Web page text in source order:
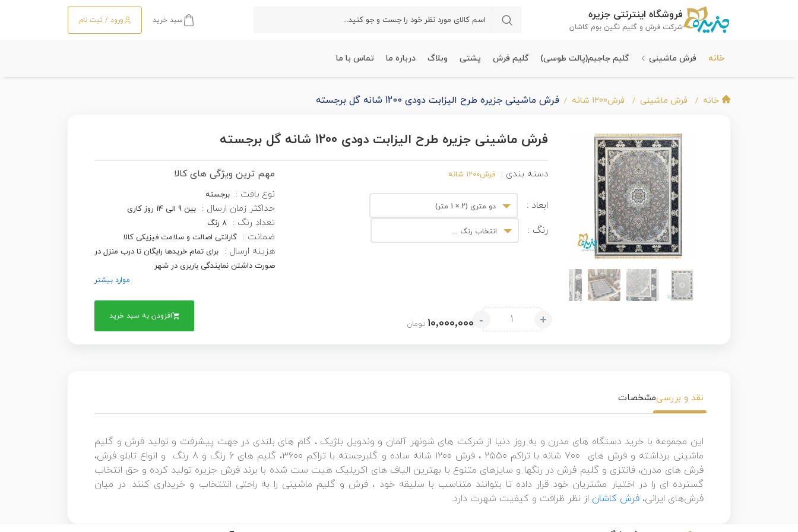
فروشگاه اینترنتی جزیره
شرکت فرش و گلیم نگین بوم کاشان
سبد خرید ورود / ثبت نام
خانه فرش ماشینی گلیم جاجیم(پالت طوسی) گلیم فرش پشتی وبلاگ درباره ما تماس با ما
خانه فرش ماشینی فرش1200 شانه فرش ماشینی جزیره طرح الیزابت دودی 1200 شانه گل برجسته
فرش ماشینی جزیره طرح الیزابت دودی 1200 شانه گل برجسته
دسته بندی : فرش1200 شانه
ابعاد : دو متری (2 × 1 متر)
رنگ : انتخاب رنگ ...
مهم ترین ویژگی های کالا
نوع بافت : برجسته
حداکثر زمان ارسال : بین 9 الی 14 روز کاری
تعداد رنگ : 8 رنگ
ضمانت : گارانتی اصالت و سلامت فیزیکی کالا
هزینه ارسال :
برای تمام خریدها رایگان تا درب منزل در
صورت داشتن نمایندگی باربری در شهر
موارد بیشتر
+
- 10٬000٬000 تومان
افزودن به سبد خرید
نقد و بررسیمشخصات
این مجموعه با خرید دستگاه های مدرن و به روز دنیا از شرکت های شونهر آلمان و وندویل بلژیک ، گام های بلندی در جهت پیشرفت و تولید فرش و گلیم
ماشینی برداشته و فرش های ۷۰۰ شانه با تراکم ۲۵۵۰ ، فرش ۱۲۰۰ شانه ساده و گلبرجسته با تراکم ۳۶۰۰، گلیم های 6 رنگ و 8 رنگ و انواع تابلو فرش،
فرش های مدرن، فانتزی و گلیم فرش در رنگها و سایزهای متنوع با بهترین الیاف های اکریلیک هیت ست شده با برند فرش جزیره تولید کرده و حق انتخاب
گسترده ای را در اختیار مشتریان خود قرار داده تا بتوانند متناسب با سلیقه خود ، فرش و گلیم ماشینی را به راحتی انتتخاب و خریداری کنند. در میان
فرش‌های ایرانی، فرش کاشان از نظر ظرافت و کیفیت شهرت دارد.